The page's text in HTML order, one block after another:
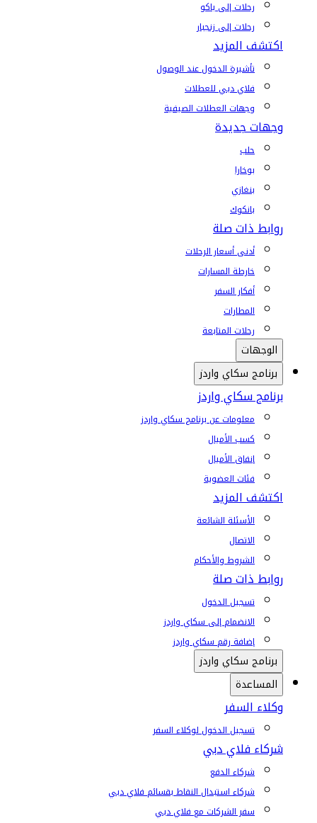
رحلات إلى باكو
رحلات إلى زنجبار
اكتشف المزيد
تأشيرة الدخول عند الوصول
فلاي دبي للعطلات
وجهات العطلات الصيفية
وجهات جديدة
حلب
بوخارا
بنغازي
بانكوك
روابط ذات صلة
أدنى أسعار الرحلات
خارطة المسارات
أفكار السفر
المطارات
رحلات المتابعة
الوجهات
برنامج سكاي واردز
برنامج سكاي واردز
معلومات عن برنامج سكاي واردز
كسب الأميال
إنفاق الأميال
فئات العضوية
اكتشف المزيد
الأسئلة الشائعة
الاتصال
الشروط والأحكام
روابط ذات صلة
تسجيل الدخول
الانضمام إلى سكاي واردز
إضافة رقم سكاي واردز
برنامج سكاي واردز
المساعدة
وكلاء السفر
تسجيل الدخول لوكلاء السفر
شركاء فلاي دبي
شركاء الدفع
شركاء استبدال النقاط بقسائم فلاي دبي
سفر الشركات مع فلاي دبي